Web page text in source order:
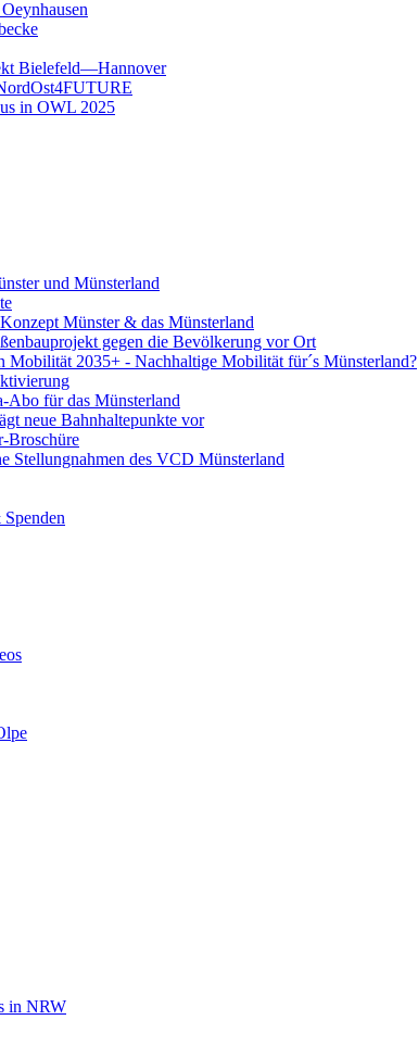
Bielefeld—Hannover
in OWL 2025
und Münsterland
Münster & das Münsterland
gegen die Bevölkerung vor Ort
Mobilität 2035+ - Nachhaltige Mobilität für´s Münsterland?
Abo für das Münsterland
neue Bahnhaltepunkte vor
Broschüre
Stellungnahmen des VCD Münsterland
in NRW